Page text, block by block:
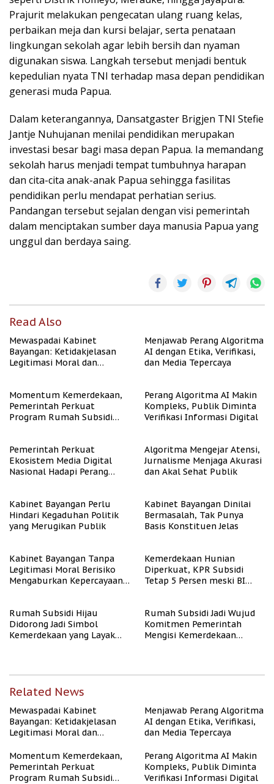
Prajurit melakukan pengecatan ulang ruang kelas,
perbaikan meja dan kursi belajar, serta penataan
lingkungan sekolah agar lebih bersih dan nyaman
digunakan siswa. Langkah tersebut menjadi bentuk
kepedulian nyata TNI terhadap masa depan pendidikan
generasi muda Papua.
Dalam keterangannya, Dansatgaster Brigjen TNI Stefie
Jantje Nuhujanan menilai pendidikan merupakan
investasi besar bagi masa depan Papua. Ia memandang
sekolah harus menjadi tempat tumbuhnya harapan
dan cita-cita anak-anak Papua sehingga fasilitas
pendidikan perlu mendapat perhatian serius.
Pandangan tersebut sejalan dengan visi pemerintah
dalam menciptakan sumber daya manusia Papua yang
unggul dan berdaya saing.
Read Also
Mewaspadai Kabinet
Bayangan: Ketidakjelasan
Legitimasi Moral dan
Menjawab Perang Algoritma
AI dengan Etika, Verifikasi,
dan Media Tepercaya
Momentum Kemerdekaan,
Pemerintah Perkuat
Program Rumah Subsidi
Perang Algoritma AI Makin
Kompleks, Publik Diminta
Verifikasi Informasi Digital
Pemerintah Perkuat
Ekosistem Media Digital
Nasional Hadapi Perang
Algoritma Mengejar Atensi,
Jurnalisme Menjaga Akurasi
dan Akal Sehat Publik
Kabinet Bayangan Perlu
Hindari Kegaduhan Politik
yang Merugikan Publik
Kabinet Bayangan Dinilai
Bermasalah, Tak Punya
Basis Konstituen Jelas
Kabinet Bayangan Tanpa
Legitimasi Moral Berisiko
Mengaburkan Kepercayaan
Kemerdekaan Hunian
Diperkuat, KPR Subsidi
Tetap 5 Persen meski BI
Rumah Subsidi Hijau
Didorong Jadi Simbol
Kemerdekaan yang Layak
Rumah Subsidi Jadi Wujud
Komitmen Pemerintah
Mengisi Kemerdekaan
Related News
Mewaspadai Kabinet
Bayangan: Ketidakjelasan
Legitimasi Moral dan
Menjawab Perang Algoritma
AI dengan Etika, Verifikasi,
dan Media Tepercaya
Momentum Kemerdekaan,
Pemerintah Perkuat
Program Rumah Subsidi
Perang Algoritma AI Makin
Kompleks, Publik Diminta
Verifikasi Informasi Digital